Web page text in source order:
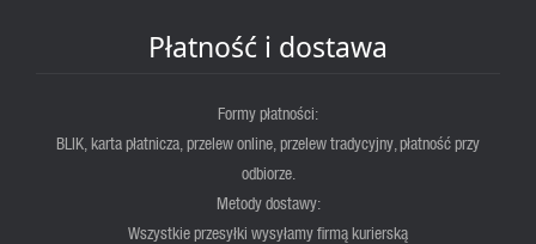
Płatność i dostawa
Formy płatności:
BLIK, karta płatnicza, przelew online, przelew tradycyjny, płatność przy
odbiorze.
Metody dostawy:
Wszystkie przesyłki wysyłamy firmą kurierską